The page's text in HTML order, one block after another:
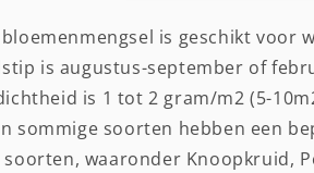
is geschikt voor
is augustus-september of
is 1 tot 2 gram/m2 (5-
sommige soorten hebben een
waaronder Knoopkruid,